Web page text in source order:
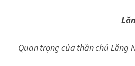
Quan trọng của thần chú Lăng